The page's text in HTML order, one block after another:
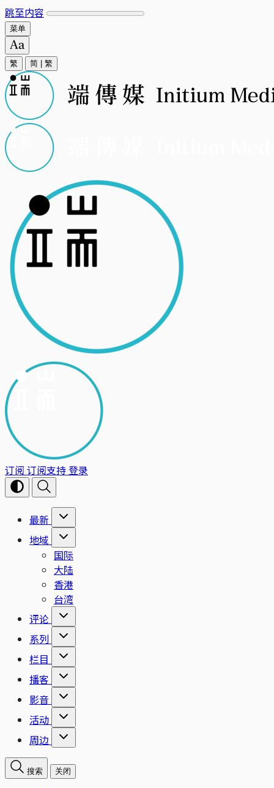
跳至内容
菜单
繁 简 繁
订阅 订阅支持登录
最新
地域
国际
大陆
香港
台湾
评论
系列
栏目
播客
影音
活动
周边
搜索 关闭